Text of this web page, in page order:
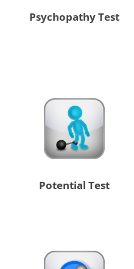
Psychopathy Test
Potential Test